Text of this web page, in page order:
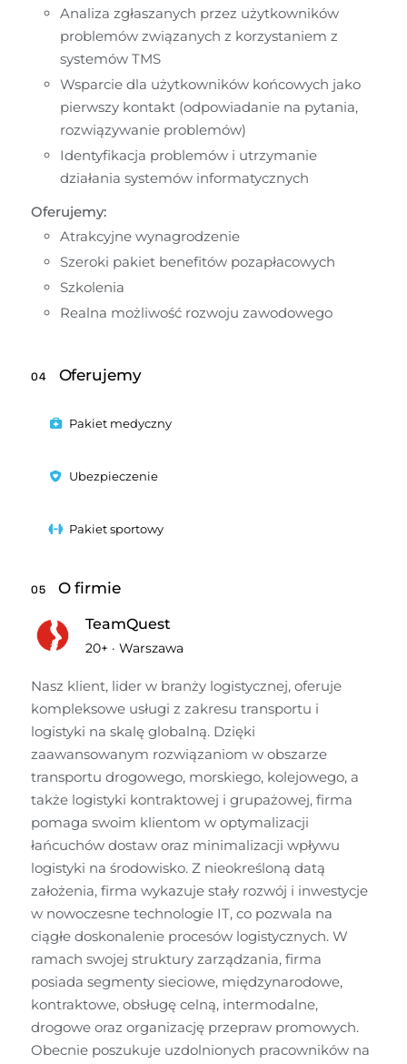
Analiza zgłaszanych przez użytkowników
problemów związanych z korzystaniem z
systemów TMS
Wsparcie dla użytkowników końcowych jako
pierwszy kontakt (odpowiadanie na pytania,
rozwiązywanie problemów)
Identyfikacja problemów i utrzymanie
działania systemów informatycznych
Oferujemy:
Atrakcyjne wynagrodzenie
Szeroki pakiet benefitów pozapłacowych
Szkolenia
Realna możliwość rozwoju zawodowego
04 Oferujemy
Pakiet medyczny
Ubezpieczenie
Pakiet sportowy
05 O firmie
TeamQuest
20+ ·Warszawa
Nasz klient, lider w branży logistycznej, oferuje
kompleksowe usługi z zakresu transportu i
logistyki na skalę globalną. Dzięki
zaawansowanym rozwiązaniom w obszarze
transportu drogowego, morskiego, kolejowego, a
także logistyki kontraktowej i grupażowej, firma
pomaga swoim klientom w optymalizacji
łańcuchów dostaw oraz minimalizacji wpływu
logistyki na środowisko. Z nieokreśloną datą
założenia, firma wykazuje stały rozwój i inwestycje
w nowoczesne technologie IT, co pozwala na
ciągłe doskonalenie procesów logistycznych. W
ramach swojej struktury zarządzania, firma
posiada segmenty sieciowe, międzynarodowe,
kontraktowe, obsługę celną, intermodalne,
drogowe oraz organizację przepraw promowych.
Obecnie poszukuje uzdolnionych pracowników na